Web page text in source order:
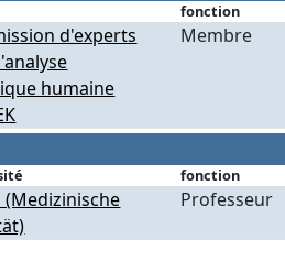
fonction
d'experts
humaine
Membre
fonction
(Medizinische
Professeur